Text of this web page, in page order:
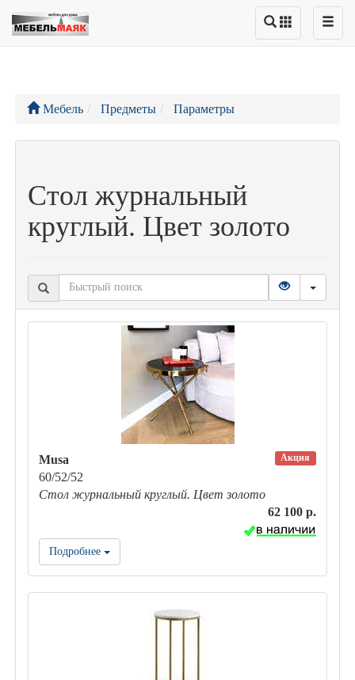
Мебель Предметы Параметры
Стол журнальный
круглый. Цвет золото
Акция
Musa
60/52/52
Стол журнальный круглый. Цвет золото
62 100 р.
Подробнее